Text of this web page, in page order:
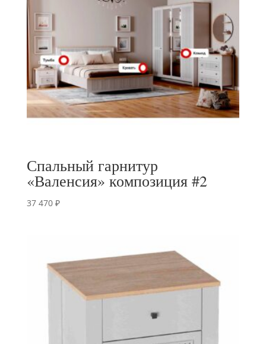
Спальный гарнитур
«Валенсия» композиция #2
37 470 ₽